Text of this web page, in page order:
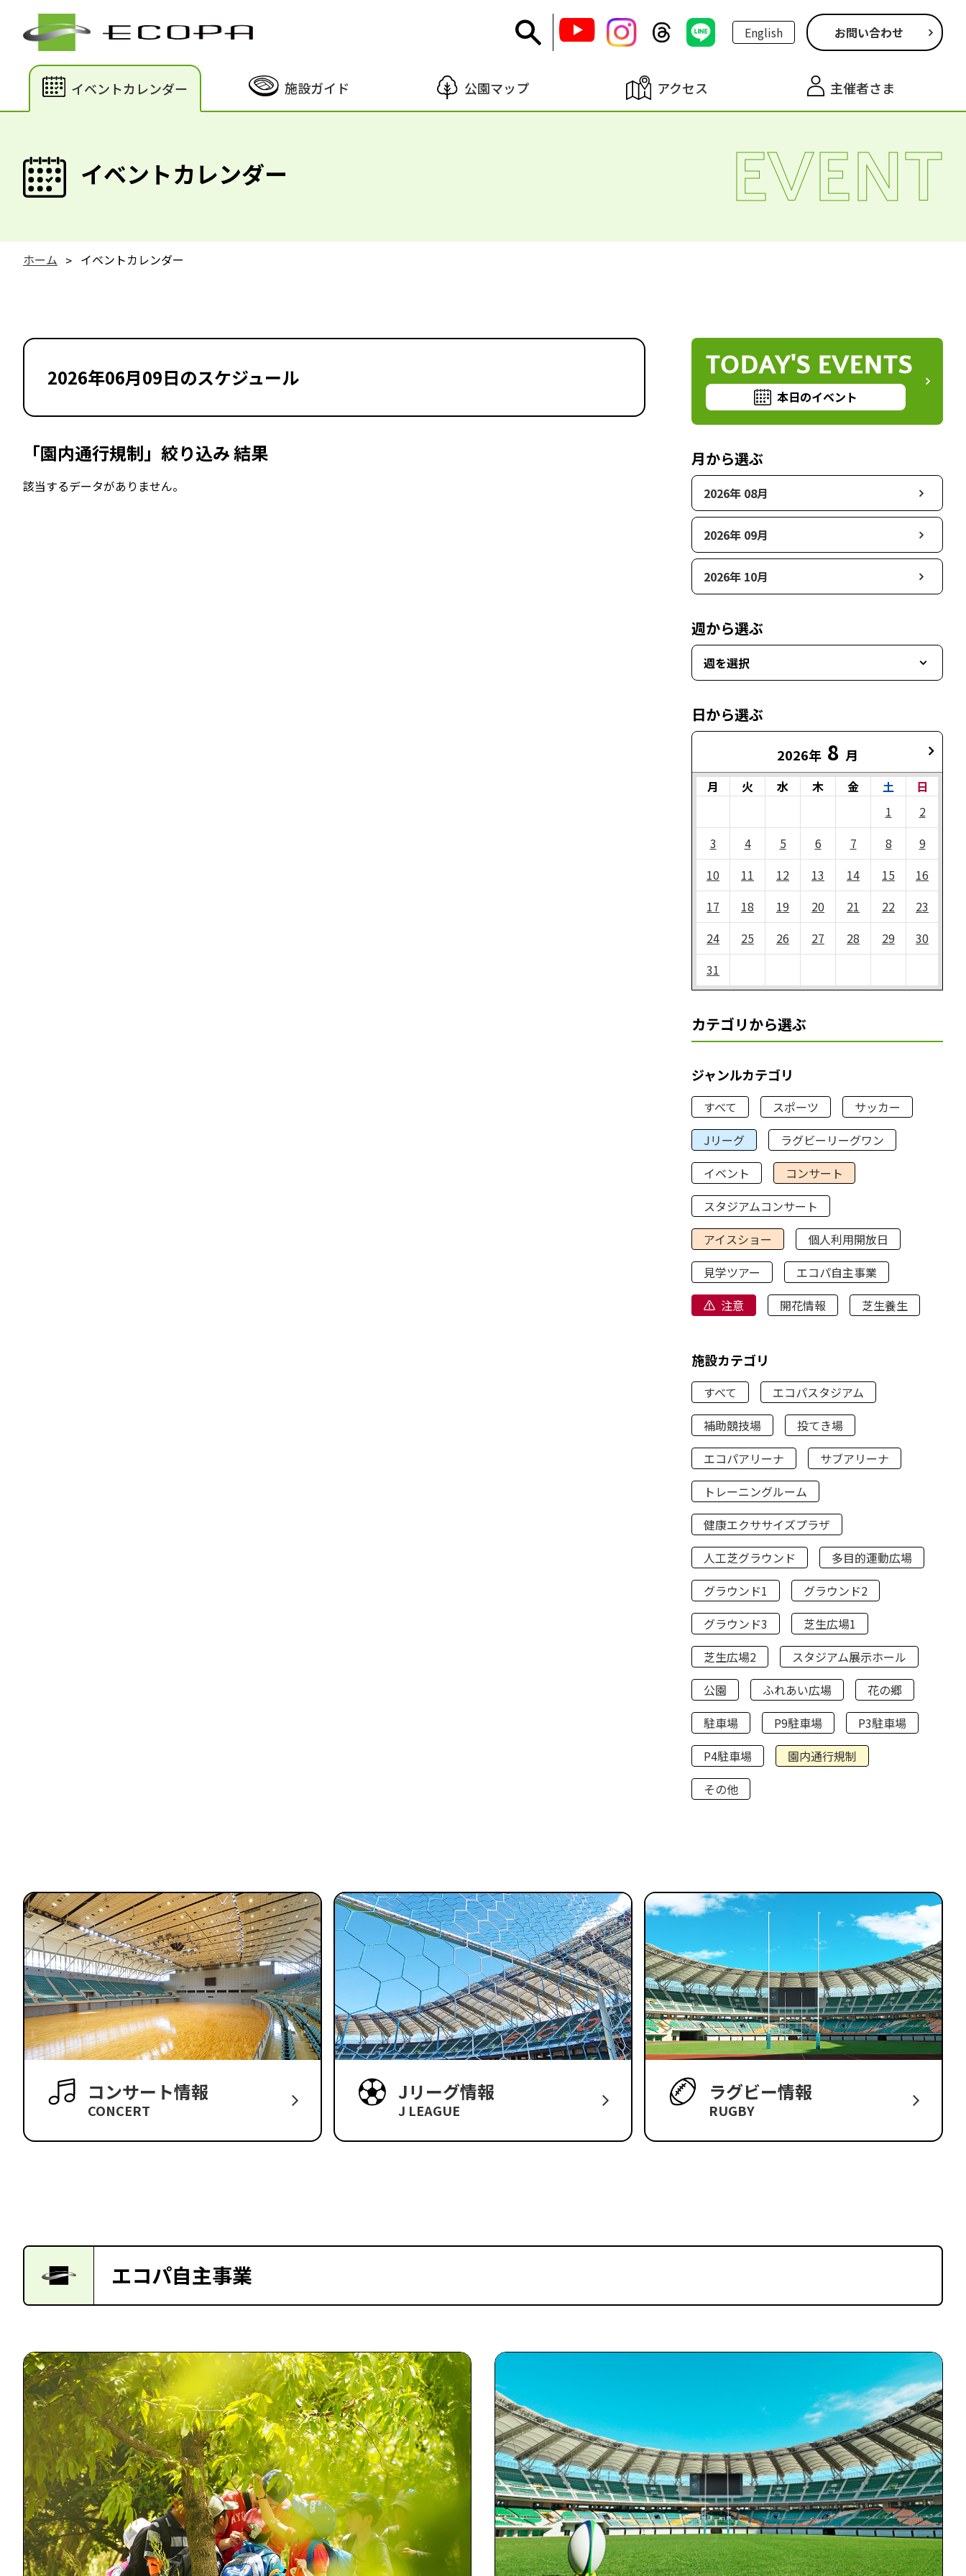
English お問い合わせ
イベントカレンダー 施設ガイド 公園マップ アクセス 主催者さま
イベントカレンダー EVENT
ホーム イベントカレンダー
2026年06月09日のスケジュール
「園内通行規制」絞り込み 結果
該当するデータがありません。
TODAY'S EVENTS
本日のイベント
月から選ぶ
2026年 08月
2026年 09月
2026年 10月
週から選ぶ
週を選択
日から選ぶ
2026年 8 月
月 火 水 木 金 土
日
1
2
3
4 5 6 7 8
9
10
11 12 13 14 15
16
17
18 19 20 21 22
23
24
25 26 27 28 29
30
31
カテゴリから選ぶ
ジャンルカテゴリ
すべて スポーツ
サッカー
Jリーグ
ラグビーリーグワン
イベント
コンサート
スタジアムコンサート
アイスショー
個人利用開放日
見学ツアー
エコパ自主事業
注意
開花情報 芝生養生
施設カテゴリ
すべて
エコパスタジアム
補助競技場
投てき場
エコパアリーナ
サブアリーナ
トレーニングルーム
健康エクササイズプラザ
人工芝グラウンド
多目的運動広場
グラウンド1
グラウンド2
グラウンド3
芝生広場1
芝生広場2
スタジアム展示ホール
公園
ふれあい広場
花の郷
駐車場
P9駐車場
P3駐車場
P4駐車場
園内通行規制
その他
コンサート情報
CONCERT
Jリーグ情報
J LEAGUE
ラグビー情報
RUGBY
エコパ自主事業